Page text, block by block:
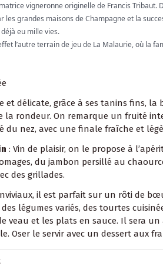
vigneronne originelle de Francis Tribaut.
les grandes maisons de Champagne et la
eu mille vies.
l’autre terrain de jeu de La Malaurie, où la
et délicate, grâce à ses tanins fins, la
la rondeur. On remarque un fruité
du nez, avec une finale fraîche et
: Vin de plaisir, on le propose à
du jambon persillé au
des grillades.
il est parfait sur un rôti de
légumes variés, des tourtes
veau et les plats en sauce. Il sera un
Oser le servir avec un dessert aux